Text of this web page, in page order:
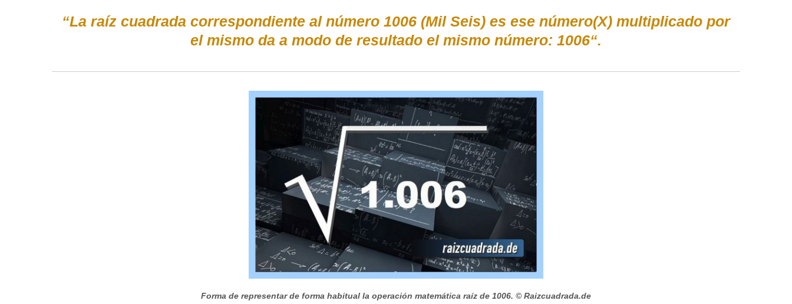
“La raíz cuadrada correspondiente al número 1006 (Mil Seis) es ese número(X) multiplicado por
el mismo da a modo de resultado el mismo número: 1006“.
Forma de representar de forma habitual la operación matemática raíz de 1006. © Raizcuadrada.de